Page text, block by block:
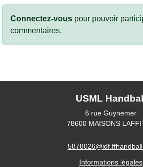
Connectez-vous pour pouvoir
commentaires.
USML Handball
6 rue Guynemer
78600 MAISONS
Informations légales